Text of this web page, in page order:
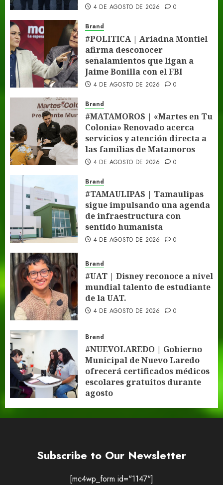
4 DE AGOSTO DE 2026 0
Brand
#POLITICA | Ariadna Montiel
afirma desconocer
señalamientos que ligan a
Jaime Bonilla con el FBI
4 DE AGOSTO DE 2026 0
Brand
#MATAMOROS | «Martes en Tu
Colonia» Renovado acerca
servicios y atención directa a
las familias de Matamoros
4 DE AGOSTO DE 2026 0
Brand
#TAMAULIPAS | Tamaulipas
sigue impulsando una agenda
de infraestructura con
sentido humanista
4 DE AGOSTO DE 2026 0
Brand
#UAT | Disney reconoce a nivel
mundial talento de estudiante
de la UAT.
4 DE AGOSTO DE 2026 0
Brand
#NUEVOLAREDO | Gobierno
Municipal de Nuevo Laredo
ofrecerá certificados médicos
escolares gratuitos durante
agosto
3 DE AGOSTO DE 2026 0
Subscribe to Our Newsletter
[mc4wp_form id="1147"]